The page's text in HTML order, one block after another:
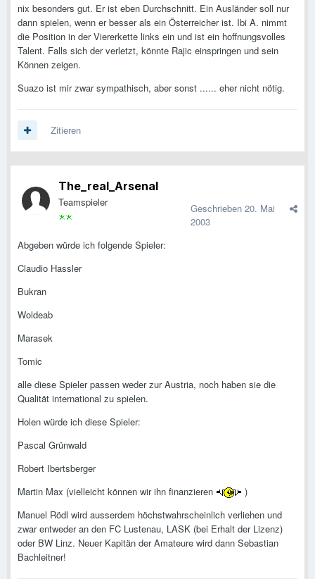
nix besonders gut. Er ist eben Durchschnitt. Ein Ausländer soll nur
dann spielen, wenn er besser als ein Österreicher ist. Ibi A. nimmt
die Position in der Viererkette links ein und ist ein hoffnungsvolles
Talent. Falls sich der verletzt, könnte Rajic einspringen und sein
Können zeigen.
Suazo ist mir zwar sympathisch, aber sonst ...... eher nicht nötig.
Zitieren
The_real_Arsenal
Teamspieler Geschrieben 20. Mai
2003
Abgeben würde ich folgende Spieler:
Claudio Hassler
Bukran
Woldeab
Marasek
Tomic
alle diese Spieler passen weder zur Austria, noch haben sie die
Qualität international zu spielen.
Holen würde ich diese Spieler:
Pascal Grünwald
Robert Ibertsberger
Martin Max (vielleicht können wir ihn finanzieren
)
Manuel Rödl wird ausserdem höchstwahrscheinlich verliehen und
zwar entweder an den FC Lustenau, LASK (bei Erhalt der Lizenz)
oder BW Linz. Neuer Kapitän der Amateure wird dann Sebastian
Bachleitner!